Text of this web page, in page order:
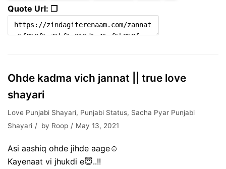
Quote Url: ❐
Ohde kadma vich jannat || true love
shayari
Love Punjabi Shayari, Punjabi Status, Sacha Pyar Punjabi
Shayari
by Roop May 13, 2021
Asi aashiq ohde jihde aage☺️
Kayenaat vi jhukdi e😇..!!